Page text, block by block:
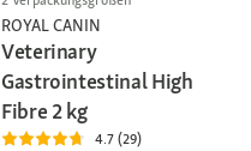
ROYAL CANIN
Veterinary
Gastrointestinal High
Fibre 2 kg
4.7 (29)